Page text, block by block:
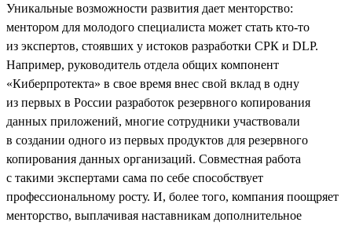
Уникальные возможности развития дает менторство:
ментором для молодого специалиста может стать кто-то
из экспертов, стоявших у истоков разработки СРК и DLP.
Например, руководитель отдела общих компонент
«Киберпротекта» в свое время внес свой вклад в одну
из первых в России разработок резервного копирования
данных приложений, многие сотрудники участвовали
в создании одного из первых продуктов для резервного
копирования данных организаций. Совместная работа
с такими экспертами сама по себе способствует
профессиональному росту. И, более того, компания поощряет
менторство, выплачивая наставникам дополнительное